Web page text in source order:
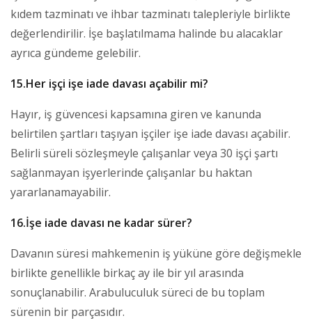
kıdem tazminatı ve ihbar tazminatı talepleriyle birlikte
değerlendirilir. İşe başlatılmama halinde bu alacaklar
ayrıca gündeme gelebilir.
15.Her işçi işe iade davası açabilir mi?
Hayır, iş güvencesi kapsamına giren ve kanunda
belirtilen şartları taşıyan işçiler işe iade davası açabilir.
Belirli süreli sözleşmeyle çalışanlar veya 30 işçi şartı
sağlanmayan işyerlerinde çalışanlar bu haktan
yararlanamayabilir.
16.İşe iade davası ne kadar sürer?
Davanın süresi mahkemenin iş yüküne göre değişmekle
birlikte genellikle birkaç ay ile bir yıl arasında
sonuçlanabilir. Arabuluculuk süreci de bu toplam
sürenin bir parçasıdır.